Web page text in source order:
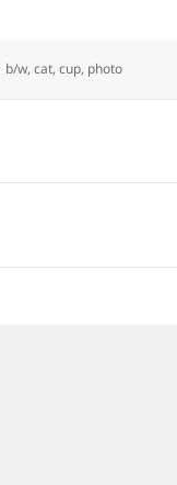
Žymos
b/w,cat,cup, photo